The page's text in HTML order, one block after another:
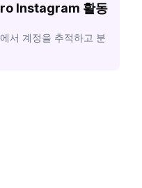
Instagram 활동
서 계정을 추적하고 분